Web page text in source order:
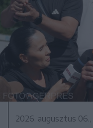
2026. augusztus